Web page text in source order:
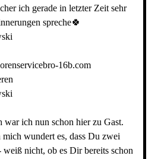
ich gerade in letzter Zeit sehr
spreche🍀
­16b.­com
ich nun schon hier zu Gast.
wundert es, dass Du zwei
weiß nicht, ob es Dir bereits schon